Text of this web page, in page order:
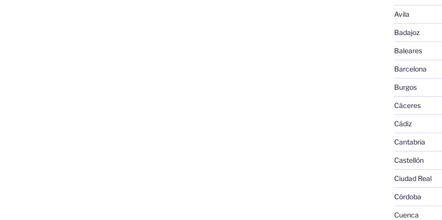
Avila
Badajoz
Baleares
Barcelona
Burgos
Cáceres
Cádiz
Cantabria
Castellón
Ciudad Real
Córdoba
Cuenca